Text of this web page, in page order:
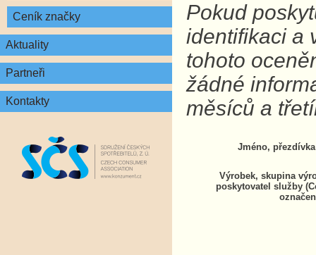
Ceník značky
Aktuality
Partneři
Kontakty
Pokud
identifikaci a
tohoto
žádné
měsíců a
Jméno,
Výrobek, skupina
poskytovatel služby